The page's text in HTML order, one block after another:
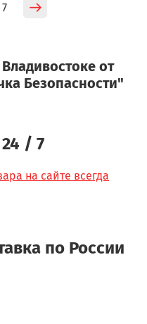
7
от
Безопасности"
/ 7
на сайте всегда
по России